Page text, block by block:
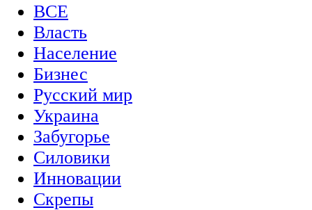
ВСЕ
Власть
Население
Бизнес
Русский мир
Украина
Забугорье
Силовики
Инновации
Скрепы